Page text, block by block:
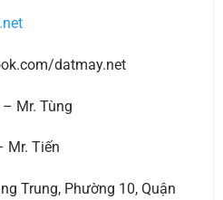
datmay.net
Mr. Tùng
Mr. Tiến
Trung, Phường 10, Quận